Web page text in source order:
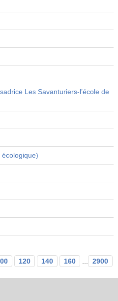
Les Savanturiers-l’école de
120 140 160 ... 2900